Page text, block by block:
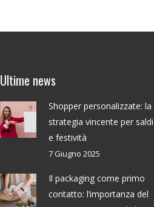
Ultime news
Shopper personalizzate: la
strategia vincente per saldi
e festività
7 Giugno 2025
Il packaging come primo
contatto: l’importanza del